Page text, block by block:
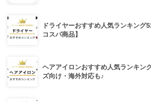
ドライヤーおすすめ人気ランキング
コスパ商品】
ヘアアイロンおすすめ人気ランキン
ズ向け・海外対応も♪